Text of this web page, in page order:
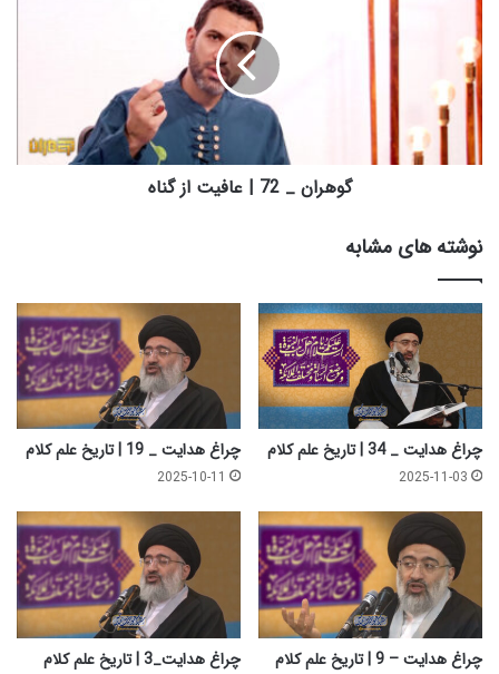
ت
ا
ر
ی
خ
ع
ل
ا
م
ه
ر
ا
ن
_
7
2
ا
ف
ی
ت
ن
ه
گوهران _ 72 | عافیت از گناه
نوشته های مشابه
چراغ هدایت _ 34 | تاریخ علم کلام
2025-11-03
چراغ هدایت _ 19 | تاریخ علم کلام
2025-10-11
چراغ هدایت – 9 | تاریخ علم کلام چراغ هدایت_3 | تاریخ علم کلام